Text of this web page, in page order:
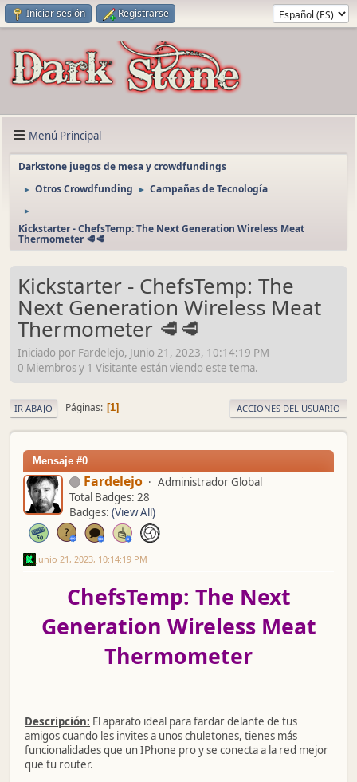
Iniciar sesión Registrarse
Menú Principal
Darkstone juegos de mesa y crowdfundings
► Otros Crowdfunding ► Campañas de Tecnología
►
Kickstarter - ChefsTemp: The Next Generation Wireless Meat
Thermometer 🥩🥩
Kickstarter - ChefsTemp: The
Next Generation Wireless Meat
Thermometer 🥩🥩
Iniciado por Fardelejo, Junio 21, 2023, 10:14:19 PM
0 Miembros y 1 Visitante están viendo este tema.
IR ABAJO Páginas 1 ACCIONES DEL USUARIO
Mensaje #0
Fardelejo
Administrador Global
Total Badges: 28
Badges: (View All)
Junio 21, 2023, 10:14:19 PM
ChefsTemp: The Next
Generation Wireless Meat
Thermometer
Descripción: El aparato ideal para fardar delante de tus
amigos cuando les invites a unos chuletones, tienes más
funcionalidades que un IPhone pro y se conecta a la red mejor
que tu router.